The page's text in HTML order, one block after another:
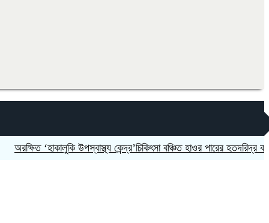
‘হাকালুকি উপস্বাস্থ্য কেন্দ্র’চিকিৎসা বঞ্চিত হাওর পারের হতদরিদ্র বাসিন্দারা